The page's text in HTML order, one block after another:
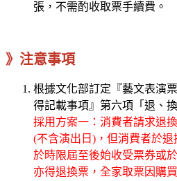
張，不需酌收取票手續費。
》注意事項
根據文化部訂定『藝文表演
得記載事項』第六項「退、
採用方案一：消費者請求退
(不含演出日)，但消費者於
於時限屆至後始收受票券或
亦得退換票，全家取票因購